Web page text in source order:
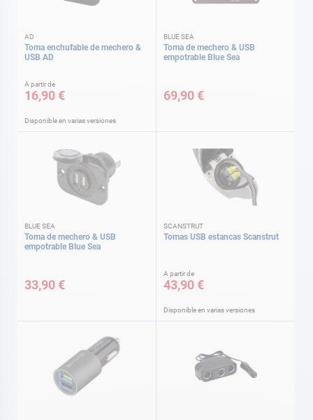
AD
Toma enchufable de mechero &
USB AD
A partir de
16,90 €
Disponible en varias versiones
BLUE SEA
Toma de mechero & USB
empotrable Blue Sea
69,90 €
BLUE SEA
Toma de mechero & USB
empotrable Blue Sea
33,90 €
SCANSTRUT
Tomas USB estancas Scanstrut
A partir de
43,90 €
Disponible en varias versiones